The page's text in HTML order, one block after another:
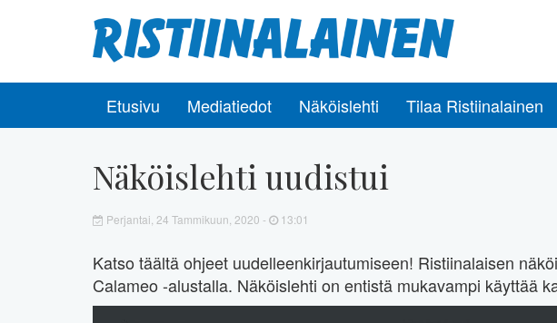
Etusivu Mediatiedot Näköislehti Tilaa Ristiinalainen
Näköislehti uudistui
Perjantai, 24 Tammikuun, 2020 - 13:01
Katso täältä ohjeet uudelleenkirjautumiseen! Ristiinalaisen
Calameo -alustalla. Näköislehti on entistä mukavampi käyttää